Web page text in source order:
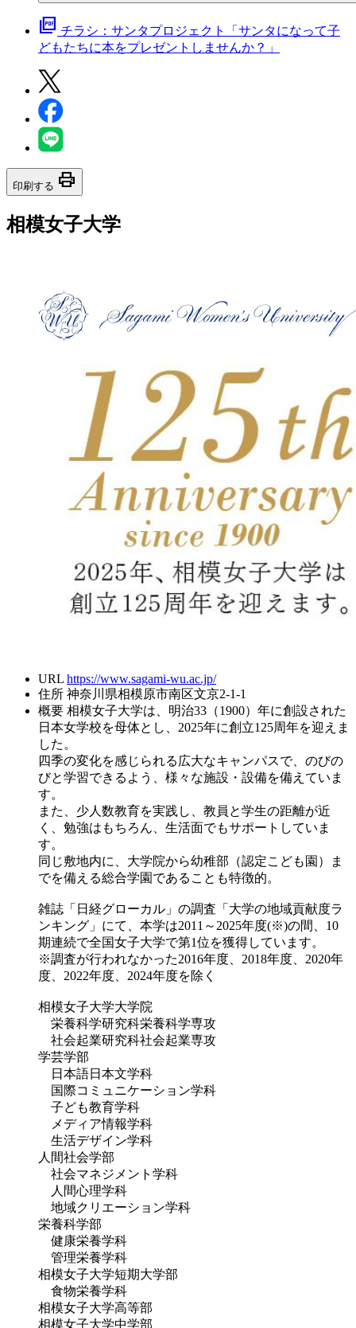
picture_as_pdf チラシ：サンタプロジェクト「サンタになって子
どもたちに本をプレゼントしませんか？」
印刷する print
相模女子大学
URL https://www.sagami-wu.ac.jp/
住所 神奈川県相模原市南区文京2-1-1
概要 相模女子大学は、明治33（1900）年に創設された
日本女学校を母体とし、2025年に創立125周年を迎えま
した。
四季の変化を感じられる広大なキャンパスで、のびの
びと学習できるよう、様々な施設・設備を備えていま
す。
また、少人数教育を実践し、教員と学生の距離が近
く、勉強はもちろん、生活面でもサポートしていま
す。
同じ敷地内に、大学院から幼稚部（認定こども園）ま
でを備える総合学園であることも特徴的。
雑誌「日経グローカル」の調査「大学の地域貢献度ラ
ンキング」にて、本学は2011～2025年度(※)の間、10
期連続で全国女子大学で第1位を獲得しています。
※調査が行われなかった2016年度、2018年度、2020年
度、2022年度、2024年度を除く
相模女子大学大学院
栄養科学研究科栄養科学専攻
社会起業研究科社会起業専攻
学芸学部
日本語日本文学科
国際コミュニケーション学科
子ども教育学科
メディア情報学科
生活デザイン学科
人間社会学部
社会マネジメント学科
人間心理学科
地域クリエーション学科
栄養科学部
健康栄養学科
管理栄養学科
相模女子大学短期大学部
食物栄養学科
相模女子大学高等部
相模女子大学中学部